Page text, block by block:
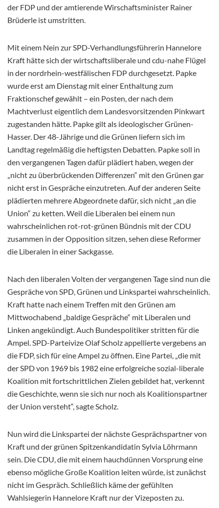
der FDP und der amtierende Wirschaftsminister Rainer
Brüderle ist umstritten.
Mit einem Nein zur SPD-Verhandlungsführerin Hannelore
Kraft hätte sich der wirtschaftsliberale und cdu-nahe Flügel
in der nordrhein-westfälischen FDP durchgesetzt. Papke
wurde erst am Dienstag mit einer Enthaltung zum
Fraktionschef gewählt – ein Posten, der nach dem
Machtverlust eigentlich dem Landesvorsitzenden Pinkwart
zugestanden hätte. Papke gilt als ideologischer Grünen-
Hasser. Der 48-Jährige und die Grünen liefern sich im
Landtag regelmäßig die heftigsten Debatten. Papke soll in
den vergangenen Tagen dafür plädiert haben, wegen der
„nicht zu überbrückenden Differenzen“ mit den Grünen gar
nicht erst in Gespräche einzutreten. Auf der anderen Seite
plädierten mehrere Abgeordnete dafür, sich nicht „an die
Union“ zu ketten. Weil die Liberalen bei einem nun
wahrscheinlichen rot-rot-grünen Bündnis mit der CDU
zusammen in der Opposition sitzen, sehen diese Reformer
die Liberalen in einer Sackgasse.
Nach den liberalen Volten der vergangenen Tage sind nun die
Gespräche von SPD, Grünen und Linkspartei wahrscheinlich.
Kraft hatte nach einem Treffen mit den Grünen am
Mittwochabend „baldige Gespräche“ mit Liberalen und
Linken angekündigt. Auch Bundespolitiker stritten für die
Ampel. SPD-Parteivize Olaf Scholz appellierte vergebens an
die FDP, sich für eine Ampel zu öffnen. Eine Partei, „die mit
der SPD von 1969 bis 1982 eine erfolgreiche sozial-liberale
Koalition mit fortschrittlichen Zielen gebildet hat, verkennt
die Geschichte, wenn sie sich nur noch als Koalitionspartner
der Union versteht“, sagte Scholz.
Nun wird die Linkspartei der nächste Gesprächspartner von
Kraft und der grünen Spitzenkandidatin Sylvia Löhrmann
sein. Die CDU, die mit einem hauchdünnen Vorsprung eine
ebenso mögliche Große Koalition leiten würde, ist zunächst
nicht im Gespräch. Schließlich käme der gefühlten
Wahlsiegerin Hannelore Kraft nur der Vizeposten zu.